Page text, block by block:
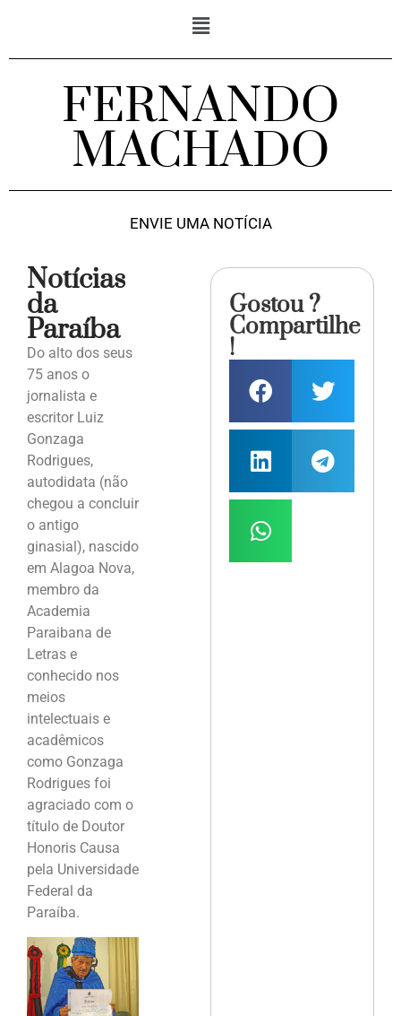
FERNANDO
MACHADO
ENVIE UMA NOTÍCIA
Notícias
da
Paraíba
Do alto dos seus
75 anos o
jornalista e
escritor Luiz
Gonzaga
Rodrigues,
autodidata (não
chegou a concluir
o antigo
ginasial), nascido
em Alagoa Nova,
membro da
Academia
Paraibana de
Letras e
conhecido nos
meios
intelectuais e
acadêmicos
como Gonzaga
Rodrigues foi
agraciado com o
título de Doutor
Honoris Causa
pela Universidade
Federal da
Paraíba.
Gostou ?
Compartilhe
!